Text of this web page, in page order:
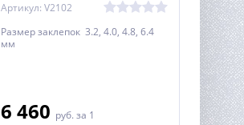
Артикул: V2102
Размер заклепок 3.2, 4.0, 4.8, 6.4
мм
6 460 руб. за 1